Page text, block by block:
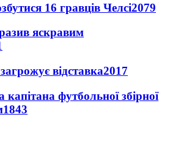
16 гравців Челсі2079
яскравим
відставка2017
футбольної збірної
1843